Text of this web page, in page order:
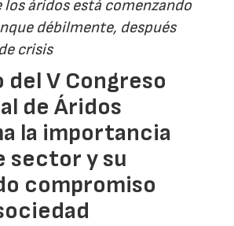
los áridos está comenzando
débilmente, después
crisis
del V Congreso
de Áridos
la importancia
sector y su
compromiso